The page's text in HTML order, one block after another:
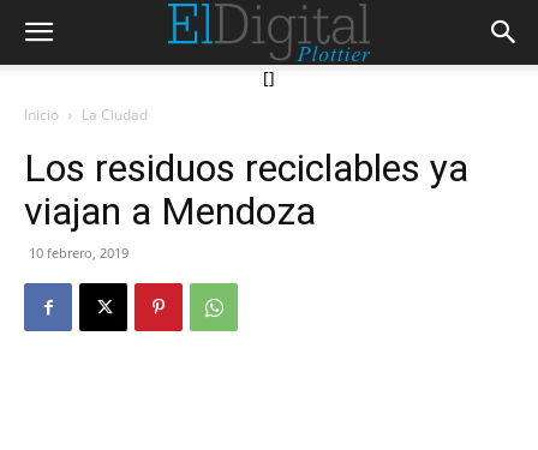
[]
Inicio La Ciudad
Los residuos reciclables ya
viajan a Mendoza
10 febrero, 2019